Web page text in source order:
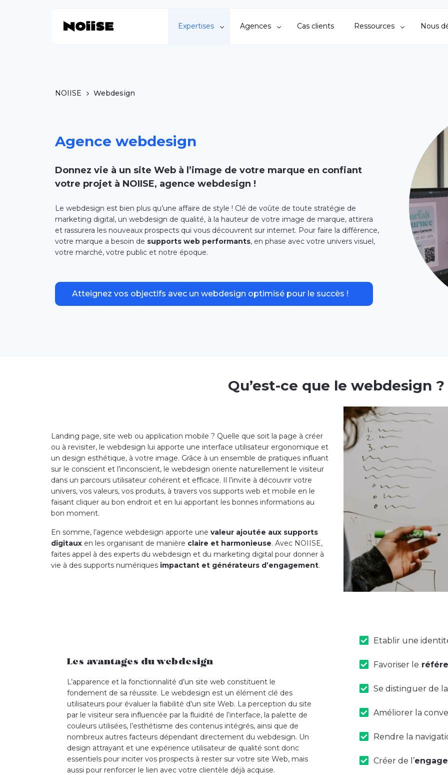
Expertises Agences Cas clients Ressources Nous
NOIISE Webdesign
Agence webdesign
Donnez vie à un site Web à l’image de votre marque en confiant
votre projet à NOIISE, agence webdesign !
Le webdesign est bien plus qu’une affaire de style ! Clé de voûte de toute stratégie de
marketing digital, un webdesign de qualité, à la hauteur de votre image de marque, attirera
et rassurera les nouveaux prospects qui vous découvrent sur internet. Pour faire la différence,
votre marque a besoin de supports web performants, en phase avec votre univers visuel,
votre marché, votre public et notre époque.
Atteignez vos objectifs avec un webdesign optimisé pour le succès !
Qu’est-ce que le webdesign ?
Landing page, site web ou application mobile ? Quelle que soit la page à créer
ou à revisiter, le webdesign lui apporte une interface utilisateur ergonomique et
un design esthétique, à votre image. Grâce à un ensemble de pratiques influant
sur le conscient et l’inconscient, le webdesign oriente naturellement le visiteur
dans un parcours utilisateur cohérent et efficace. Il l’invite à découvrir votre
univers, vos valeurs, vos produits, à travers vos supports web et mobile en le
faisant cliquer au bon endroit et en lui apportant les bonnes informations au
bon moment.
En somme, l’agence webdesign apporte une valeur ajoutée aux supports
digitaux en les organisant de manière claire et harmonieuse. Avec NOIISE,
faites appel à des experts du webdesign et du marketing digital pour donner à
vie à des supports numériques impactant et générateurs d’engagement.
Les avantages du webdesign
L’apparence et la fonctionnalité d’un site web constituent le
fondement de sa réussite. Le webdesign est un élément clé des
utilisateurs pour évaluer la fiabilité d’un site Web. La perception du site
par le visiteur sera influencée par la fluidité de l’interface, la palette de
couleurs utilisées, l’esthétisme des contenus intégrés, ainsi que de
nombreux autres facteurs dépendant directement du webdesign. Un
design attrayant et une expérience utilisateur de qualité sont donc
essentiels pour inciter vos prospects à rester sur votre site Web, mais
aussi pour renforcer le lien avec votre clientèle déjà acquise.
Etablir une
Favoriser le
Se distinguer de
Améliorer la
Rendre la
Créer de l’